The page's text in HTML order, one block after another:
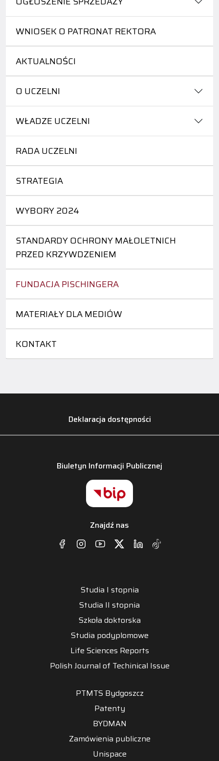
WNIOSEK O PATRONAT REKTORA
AKTUALNOŚCI
O UCZELNI
WŁADZE UCZELNI
RADA UCZELNI
STRATEGIA
WYBORY 2024
STANDARDY OCHRONY MAŁOLETNICH
PRZED KRZYWDZENIEM
FUNDACJA PISCHINGERA
MATERIAŁY DLA MEDIÓW
KONTAKT
Deklaracja dostępności
Biuletyn Informacji Publicznej
Znajdź nas
Studia I stopnia
Studia II stopnia
Szkoła doktorska
Studia podyplomowe
Life Sciences Reports
Polish Journal of Techinical Issue
PTMTS Bydgoszcz
Patenty
BYDMAN
Zamówienia publiczne
Unispace